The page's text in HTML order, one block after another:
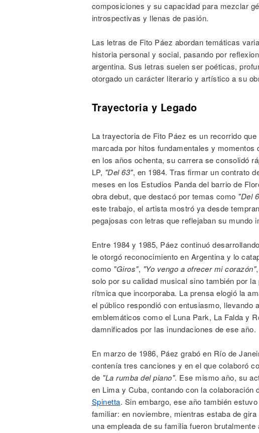
composiciones y su capacidad para mezclar
introspectivas y llenas de pasión.
Las letras de Fito Páez abordan temáticas
historia personal y social, pasando por
argentina. Sus letras suelen ser poéticas,
otorgado un carácter literario y artístico a su
Trayectoria y Legado
La trayectoria de Fito Páez es un recorrido
marcada por hitos fundamentales y
en los años ochenta, su carrera se consolidó
LP, "Del 63", en 1984. Tras firmar un contrato
meses en los Estudios Panda del barrio de
obra debut, que destacó por temas como "Del
este trabajo, el artista mostró ya desde
pegajosas con letras que reflejaban su mundo
Entre 1984 y 1985, Páez continuó
le otorgó reconocimiento en Argentina y lo
como "Giros", "Yo vengo a ofrecer mi corazón",
solo por su calidad musical sino también por
rítmica que incorporaba. La prensa elogió la
el público respondió con entusiasmo, llevando
emblemáticos como el Luna Park, La Falda y
damnificados por las inundaciones de ese año.
En marzo de 1986, Páez grabó en Río de
contenía tres canciones y en el que colaboró
de "La rumba del piano". Ese mismo año, su
en Lima y Cuba, contando con la colaboración
Spinetta. Sin embargo, ese año también
familiar: en noviembre, mientras estaba de
una empleada de su familia fueron